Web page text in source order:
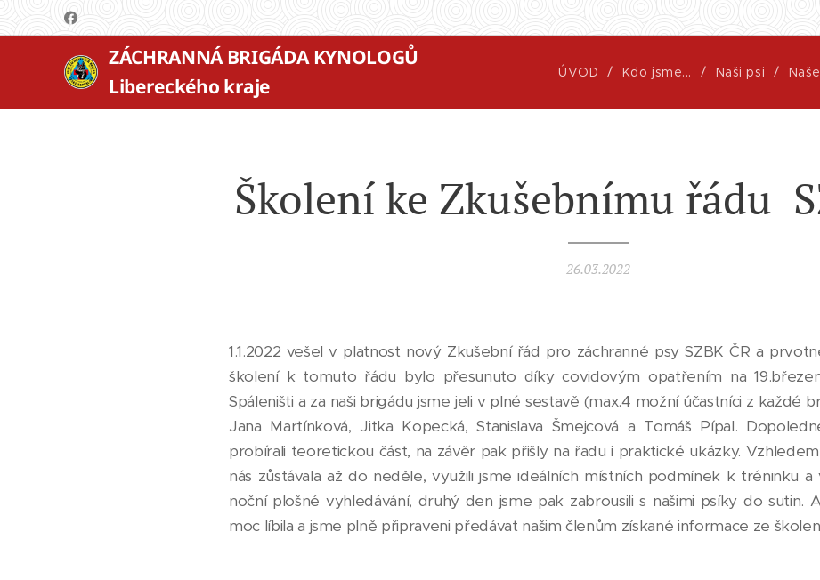
ZÁCHRANNÁ BRIGÁDA KYNOLOGŮ
Libereckého kraje
ÚVOD Kdo jsme... Naši psi
Školení ke Zkušebnímu řádu
26.03.2022
1.1.2022 vešel v platnost nový Zkušební řád pro záchranné psy SZBK ČR a
školení k tomuto řádu bylo přesunuto díky covidovým opatřením na
Spáleništi a za naši brigádu jsme jeli v plné sestavě (max.4 možní účastníci z každé
Jana Martínková, Jitka Kopecká, Stanislava Šmejcová a Tomáš Pípal.
probírali teoretickou část, na závěr pak přišly na řadu i praktické ukázky.
nás zůstávala až do neděle, využili jsme ideálních místních podmínek k tréninku
noční plošné vyhledávání, druhý den jsme pak zabrousili s našimi psíky do sutin.
moc líbila a jsme plně připraveni předávat našim členům získané informace ze